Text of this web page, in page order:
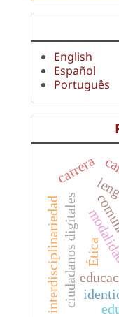
English
Español
Português
ciudadanos digitales
interdisciplinariedad
carrera
Ética